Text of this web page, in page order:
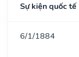
Sự kiện quốc tế
6/1/1884